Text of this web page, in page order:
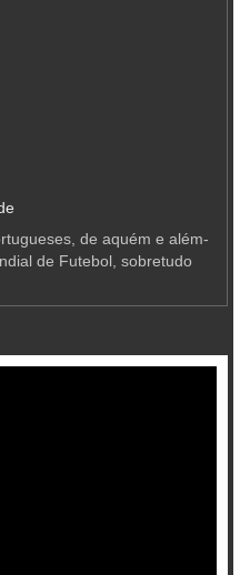
de aquém e além-
de Futebol, sobretudo